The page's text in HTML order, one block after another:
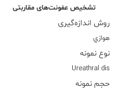
تشخیص عفونت‌های مقاربتی
روش اندازه‌گیری
هوازي
نوع نمونه
Ureathral dis
حجم نمونه